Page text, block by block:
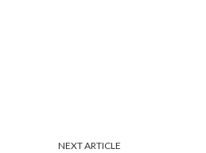
NEXT ARTICLE